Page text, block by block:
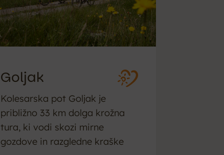
Goljak
Kolesarska pot Goljak je
približno 33 km dolga krožna
tura, ki vodi skozi mirne
gozdove in razgledne kraške